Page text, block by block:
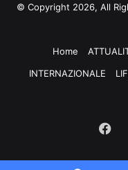
© Copyright 2026, All
Home
INTERNAZIONALE